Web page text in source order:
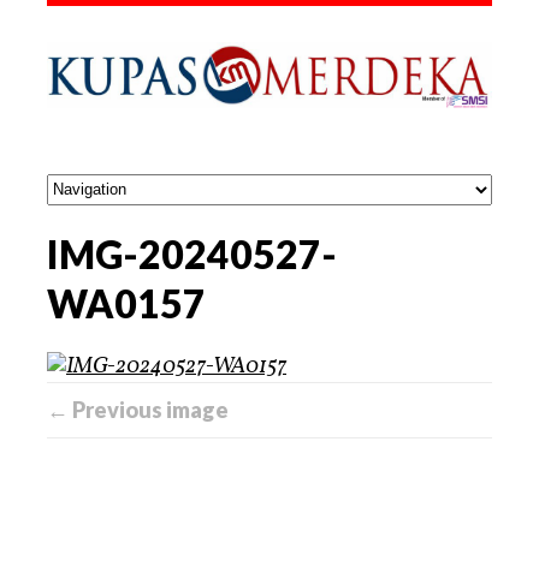
IMG-20240527-
WA0157
← Previous image